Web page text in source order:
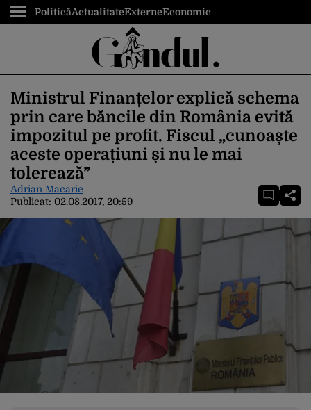
PoliticăActualitateExterneEconomic
Ministrul Finanțelor explică schema
prin care băncile din România evită
impozitul pe profit. Fiscul „cunoaște
aceste operațiuni și nu le mai
tolerează”
Adrian Macarie
Publicat: 02.08.2017, 20:59